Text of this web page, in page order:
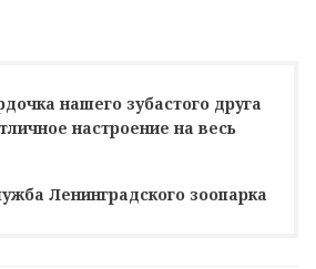
нашего зубастого друга
настроение на весь
Ленинградского зоопарка